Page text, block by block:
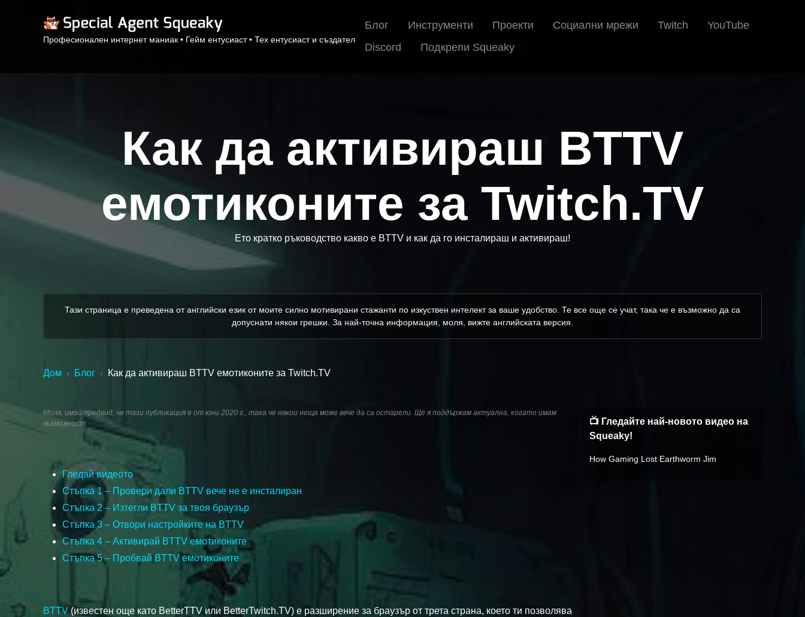
Професионален интернет маниак • Гейм ентусиаст • Тех ентусиаст и създател
Блог Инструменти Проекти Социални мрежи Twitch
YouTube
Discord
Подкрепи Squeaky
Как да активираш BTTV
емотиконите за Twitch.TV
Ето кратко ръководство какво е BTTV и как да го инсталираш и активираш!
Тази страница е преведена от английски език от моите силно мотивирани стажанти по изкуствен интелект за ваше удобство. Те все още се учат, така че е възможно да са
допуснати някои грешки. За най-точна информация, моля, вижте английската версия.
Дом › Блог › Как да активираш BTTV емотиконите за Twitch.TV
Моля, имай предвид, че тази публикация е от юни 2020 г., така че някои неща може вече да са остарели. Ще я поддържам актуална, когато имам
възможност.
Гледай видеото
Стъпка 1 – Провери дали BTTV вече не е инсталиран
Стъпка 2 – Изтегли BTTV за твоя браузър
Стъпка 3 – Отвори настройките на BTTV
Стъпка 4 – Активирай BTTV емотиконите
Стъпка 5 – Пробвай BTTV емотиконите
BTTV(известен още като BetterTTV или BetterTwitch.TV) е разширение за браузър от трета страна, което ти позволява
📺 Гледайте най-новото видео на
Squeaky!
How Gaming Lost Earthworm Jim